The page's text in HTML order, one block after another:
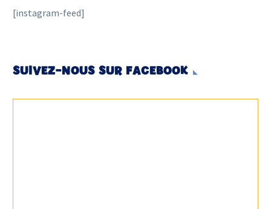
[instagram-feed]
SUIVEZ-NOUS SUR FACEBOOK